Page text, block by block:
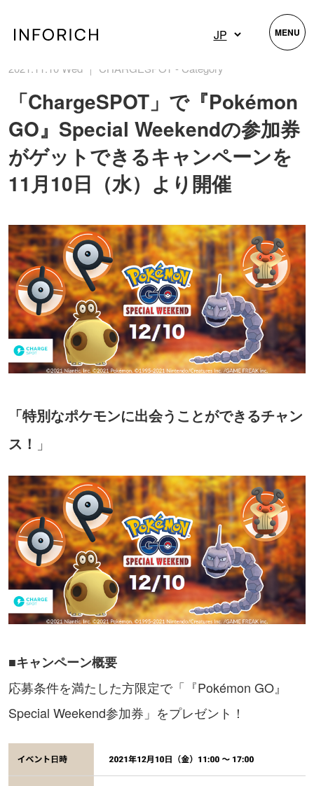
2021.11.10 Wed ｜ CHARGESPOT - Category
「ChargeSPOT」で『Pokémon
GO』Special Weekendの参加券
がゲットできるキャンペーンを
11月10日（水）より開催
「特別なポケモンに出会うことができるチャン
ス！ 」
■キャンペーン概要
応募条件を満たした方限定で「『Pokémon GO』
Special Weekend参加券」をプレゼント！
MENU